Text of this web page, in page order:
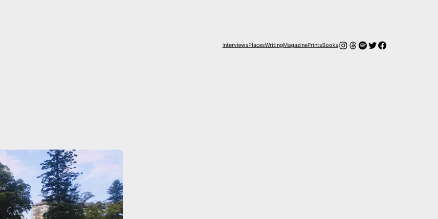
InterviewsPlacesWritingMagazinePrintsBooksInstagram
Threads
Spotify
Twitter
Facebook